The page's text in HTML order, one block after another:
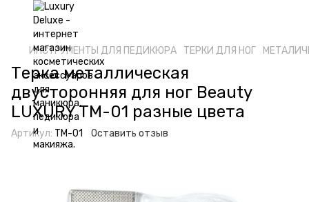
ИНСТРУМЕНТЫ ДЛЯ ПЕДИКЮРА ТЕРКИ ДЛЯ НОГ
Терка металлическая
двусторонняя для ног Beauty
LUXURY TM-01 разные цвета
Артикул: TM-01 Оставить отзыв